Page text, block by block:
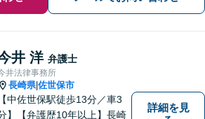
井 洋 弁護士
井法律事務所
長崎県|佐世保市
【中佐世保駅徒歩13分／車3
】【弁護歴10年以上】長崎
詳細を見